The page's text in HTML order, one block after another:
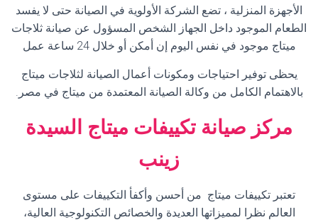
الأجهزة المنزلية ، تضع الشركة الأولوية في الصيانة حتى لا يفسد
الطعام الموجود داخل الجهاز الشخص المسؤول عن صيانة ثلاجات
ميتاج موجود في نفس اليوم إن أمكن أو خلال 24 ساعة عمل
يحظى توفير احتياجات ومكونات أعمال الصيانة لثلاجات ميتاج
بالاهتمام الكامل من وكالة الصيانة المعتمدة من ميتاج في مصر .
مركز صيانة تكييفات ميتاج السيدة
زينب
تعتبر تكييفات ميتاج من أحسن وأكفأ التكييفات على مستوى
العالم نظرا لمميزاتها العديدة والخصائص التكنولوجية العالية،